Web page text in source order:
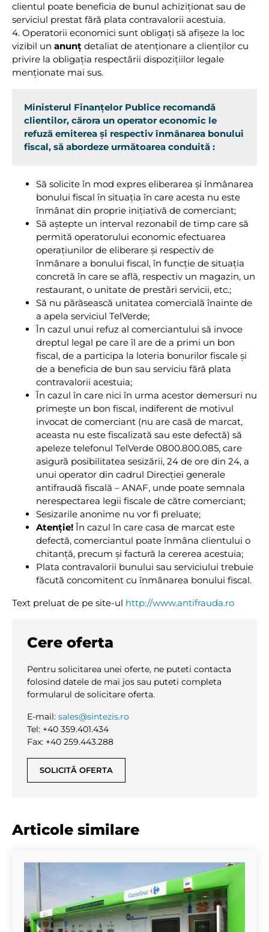
clientul poate beneficia de bunul achiziţionat sau de
serviciul prestat fără plata contravalorii acestuia.
4. Operatorii economici sunt obligaţi să afişeze la loc
vizibil un anunţ detaliat de atenţionare a clienţilor cu
privire la obligaţia respectării dispoziţiilor legale
menționate mai sus.
Ministerul Finanțelor Publice recomandă
clientilor, cărora un operator economic le
refuză emiterea și respectiv înmânarea bonului
fiscal, să abordeze următoarea conduită :
Să solicite în mod expres eliberarea și înmânarea
bonului fiscal în situația în care acesta nu este
înmânat din proprie inițiativă de comerciant;
Să aștepte un interval rezonabil de timp care să
permită operatorului economic efectuarea
operațiunilor de eliberare și respectiv de
înmânare a bonului fiscal, în funcție de situația
concretă în care se află, respectiv un magazin, un
restaurant, o unitate de prestări servicii, etc.;
Să nu părăsească unitatea comercială înainte de
a apela serviciul TelVerde;
În cazul unui refuz al comerciantului să invoce
dreptul legal pe care îl are de a primi un bon
fiscal, de a participa la loteria bonurilor fiscale și
de a beneficia de bun sau serviciu fără plata
contravalorii acestuia;
În cazul în care nici în urma acestor demersuri nu
primește un bon fiscal, indiferent de motivul
invocat de comerciant (nu are casă de marcat,
aceasta nu este fiscalizată sau este defectă) să
apeleze telefonul TelVerde 0800.800.085, care
asigură posibilitatea sesizării, 24 de ore din 24, a
unui operator din cadrul Direcției generale
antifraudă fiscală – ANAF, unde poate semnala
nerespectarea legii fiscale de către comerciant;
Sesizarile anonime nu vor fi preluate;
Atenție! În cazul în care casa de marcat este
defectă, comerciantul poate înmâna clientului o
chitanță, precum și factură la cererea acestuia;
Plata contravalorii bunului sau serviciului trebuie
făcută concomitent cu înmânarea bonului fiscal.
Text preluat de pe site-ul http://www.antifrauda.ro
Cere oferta
Pentru solicitarea unei oferte, ne puteti contacta
folosind datele de mai jos sau puteti completa
formularul de solicitare oferta.
E-mail: sales@sintezis.ro
Tel: +40 359.401.434
Fax: +40 259.443.288
SOLICITĂ OFERTA
Articole similare